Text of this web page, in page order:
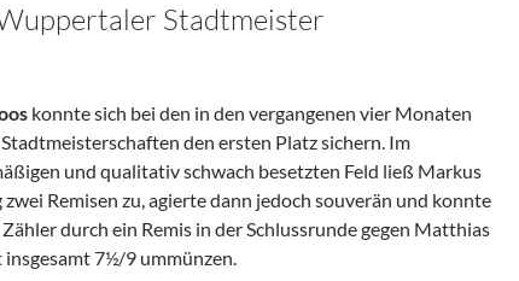
Stadtmeister
konnte sich bei den in den vergangenen vier Monaten
den ersten Platz sichern. Im
und qualitativ schwach besetzten Feld ließ Markus
Remisen zu, agierte dann jedoch souverän und konnte
durch ein Remis in der Schlussrunde gegen Matthias
7½/9 ummünzen.